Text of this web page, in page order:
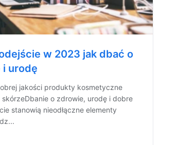
w 2023 jak dbać o
urodę
jakości produkty kosmetyczne
o zdrowie, urodę i dobre
stanowią nieodłączne elementy